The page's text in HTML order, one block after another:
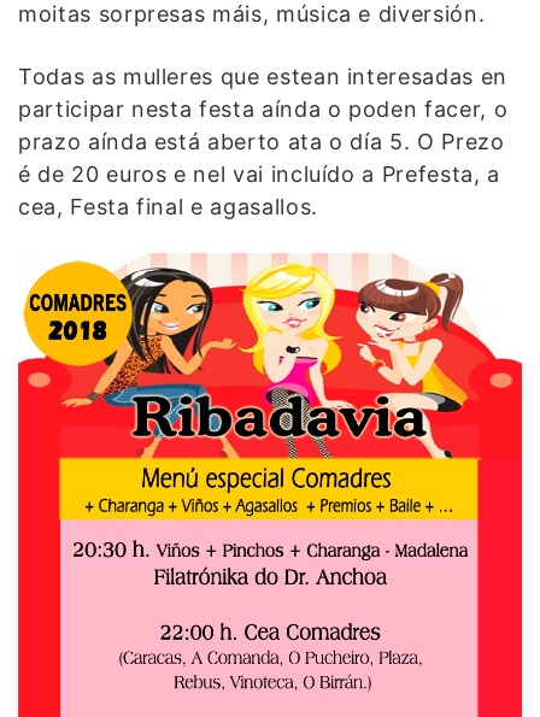
moitas sorpresas máis, música e diversión.
Todas as mulleres que estean interesadas en
participar nesta festa aínda o poden facer, o
prazo aínda está aberto ata o día 5. O Prezo
é de 20 euros e nel vai incluído a Prefesta, a
cea, Festa final e agasallos.